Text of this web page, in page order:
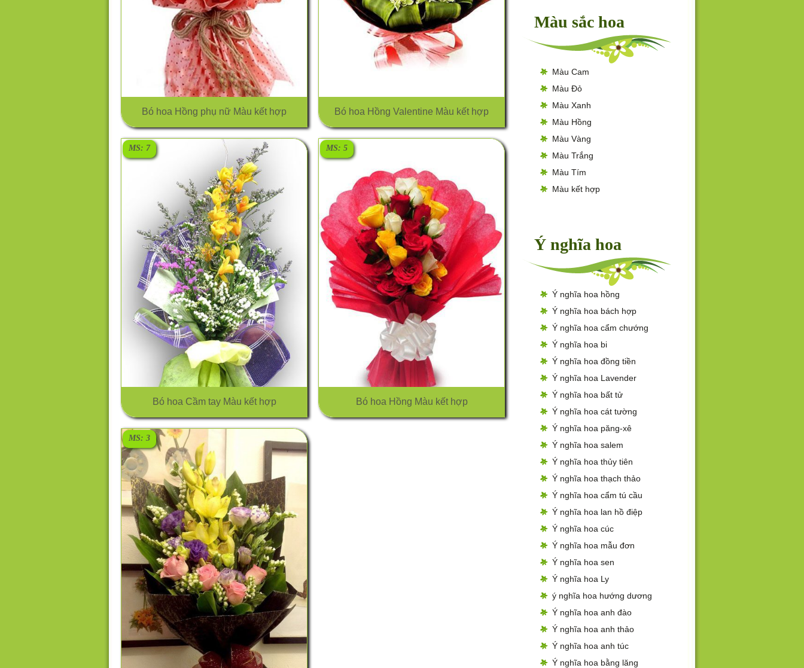
Bó hoa Hồng phụ nữ Màu kết hợp Bó hoa Hồng Valentine Màu kết hợp
Bó hoa Cầm tay Màu kết hợp
MS: 7
Bó hoa Hồng Màu kết hợp
MS: 5
MS: 3
Màu sắc hoa
Màu Cam
Màu Đỏ
Màu Xanh
Màu Hồng
Màu Vàng
Màu Trắng
Màu Tím
Màu kết hợp
Ý nghĩa hoa
Ý nghĩa hoa hồng
Ý nghĩa hoa bách hợp
Ý nghĩa hoa cẩm chướng
Ý nghĩa hoa bi
Ý nghĩa hoa đồng tiền
Ý nghĩa hoa Lavender
Ý nghĩa hoa bất tử
Ý nghĩa hoa cát tường
Ý nghĩa hoa păng-xê
Ý nghĩa hoa salem
Ý nghĩa hoa thủy tiên
Ý nghĩa hoa thạch thảo
Ý nghĩa hoa cẩm tú cầu
Ý nghĩa hoa lan hồ điệp
Ý nghĩa hoa cúc
Ý nghĩa hoa mẫu đơn
Ý nghĩa hoa sen
Ý nghĩa hoa Ly
ý nghĩa hoa hướng dương
Ý nghĩa hoa anh đào
Ý nghĩa hoa anh thảo
Ý nghĩa hoa anh túc
Ý nghĩa hoa bằng lăng